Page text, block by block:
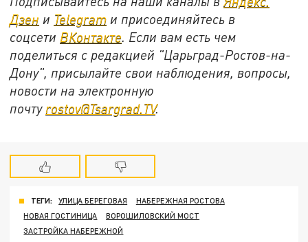
Дзен и Telegram и присоединяйтесь в
соцсети ВКонтакте. Если вам есть чем
поделиться с редакцией "Царьград-Ростов-на-
Дону", присылайте свои наблюдения, вопросы,
новости на электронную
почту rostov@Tsargrad.ТV.
ТЕГИ: УЛИЦА БЕРЕГОВАЯ
НАБЕРЕЖНАЯ РОСТОВА
НОВАЯ ГОСТИНИЦА
ВОРОШИЛОВСКИЙ МОСТ
ЗАСТРОЙКА НАБЕРЕЖНОЙ